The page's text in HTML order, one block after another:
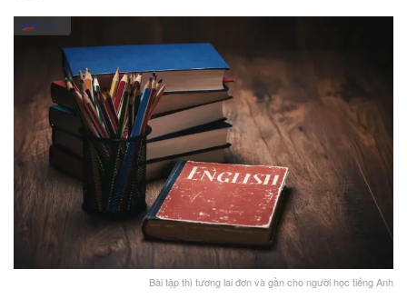
Bài tập thì tương lai đơn và gần cho người học tiếng Anh